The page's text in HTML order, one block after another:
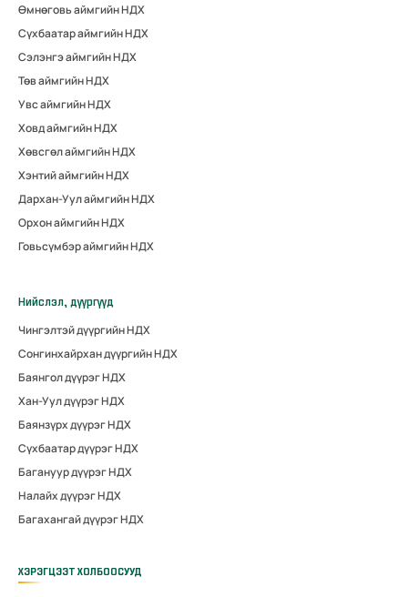
Өмнөговь аймгийн НДХ
Сүхбаатар аймгийн НДХ
Сэлэнгэ аймгийн НДХ
Төв аймгийн НДХ
Увс аймгийн НДХ
Ховд аймгийн НДХ
Хөвсгөл аймгийн НДХ
Хэнтий аймгийн НДХ
Дархан-Уул аймгийн НДХ
Орхон аймгийн НДХ
Говьсүмбэр аймгийн НДХ
Нийслэл, дүүргүүд
Чингэлтэй дүүргийн НДХ
Сонгинхайрхан дүүргийн НДХ
Баянгол дүүрэг НДХ
Хан-Уул дүүрэг НДХ
Баянзүрх дүүрэг НДХ
Сүхбаатар дүүрэг НДХ
Багануур дүүрэг НДХ
Налайх дүүрэг НДХ
Багахангай дүүрэг НДХ
ХЭРЭГЦЭЭТ ХОЛБООСУУД